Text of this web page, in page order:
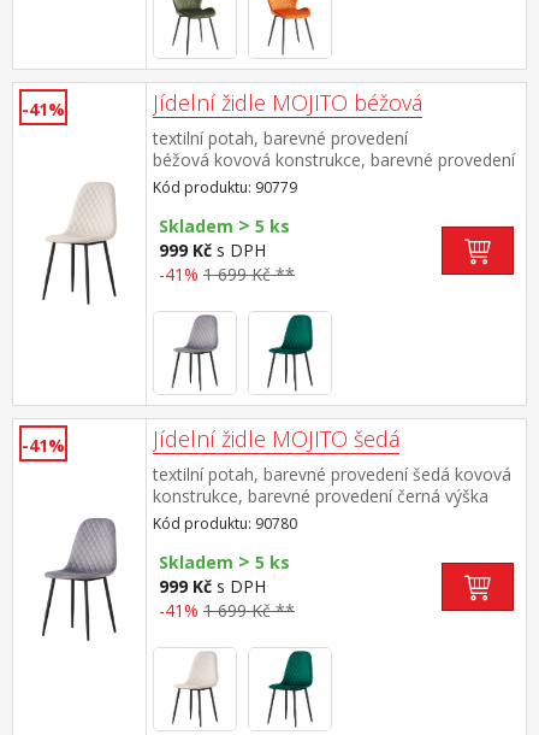
-41% Jídelní židle MOJITO béžová
textilní potah, barevné provedení
béžová kovová konstrukce, barevné provedení
černá výška sedu 48 cm doporučená nosnost
do 120 kg
Kód produktu: 90779
Skladem > 5 ks
999 Kč s DPH
-41% 1 699 Kč **
-41% Jídelní židle MOJITO šedá
textilní potah, barevné provedení šedá kovová
konstrukce, barevné provedení černá výška
sedu 48 cm doporučená nosnost do 120 kg
Kód produktu: 90780
Skladem > 5 ks
999 Kč s DPH
-41% 1 699 Kč **